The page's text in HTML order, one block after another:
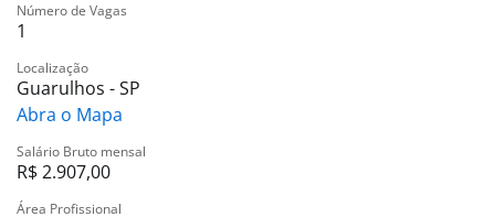
Número de Vagas
1
Localização
Guarulhos - SP
Abra o Mapa
Salário Bruto mensal
R$ 2.907,00
Área Profissional